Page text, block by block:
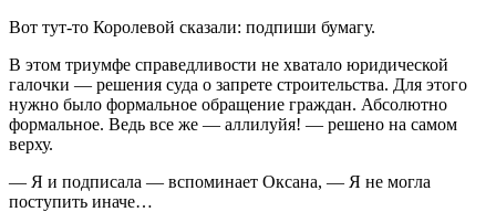
Вот тут-то Королевой сказали: подпиши бумагу.
В этом триумфе справедливости не хватало юридической
галочки — решения суда о запрете строительства. Для этого
нужно было формальное обращение граждан. Абсолютно
формальное. Ведь все же — аллилуйя! — решено на самом
верху.
— Я и подписала — вспоминает Оксана, — Я не могла
поступить иначе…